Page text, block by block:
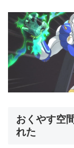
おくやす空
れた